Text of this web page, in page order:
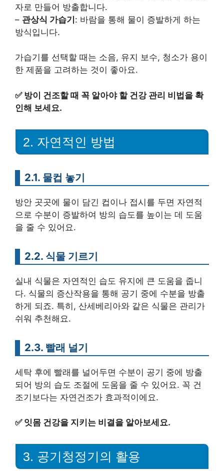
자로 만들어 방출합니다.
– 관상식 가습기: 바람을 통해 물이 증발하게 하는
방식입니다.
가습기를 선택할 때는 소음, 유지 보수, 청소가 용이
한 제품을 고려하는 것이 좋아요.
✅ 방이 건조할 때 꼭 알아야 할 건강 관리 비법을 확
인해 보세요.
2. 자연적인 방법
2.1. 물컵 놓기
방안 곳곳에 물이 담긴 컵이나 접시를 두면 자연적
으로 수분이 증발하여 방의 습도를 높이는 데 도움
을 줄 수 있어요.
2.2. 식물 기르기
실내 식물은 자연적인 습도 유지에 큰 도움을 줍니
다. 식물의 증산작용을 통해 공기 중에 수분을 방출
하게 되죠. 특히, 산세베리아와 같은 식물은 관리가
쉬워 추천해요.
2.3. 빨래 널기
세탁 후에 빨래를 널어두면 수분이 공기 중에 방출
되어 방의 습도 조절에 도움을 줄 수 있어요. 꼭 건
조기보다는 자연건조가 효과적이에요.
✅ 잇몸 건강을 지키는 비결을 알아보세요.
3. 공기청정기의 활용